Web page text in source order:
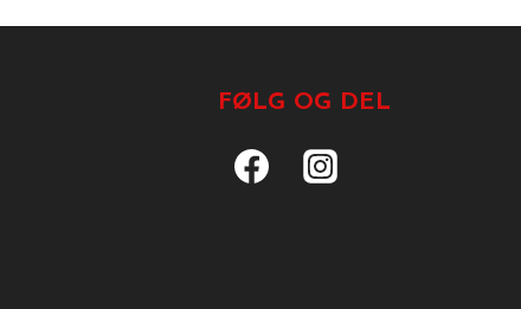
FØLG OG DEL